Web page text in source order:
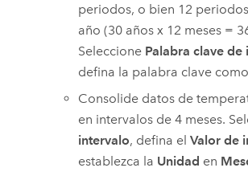
periodos, o bien 12
año (30 años x 12 meses =
Seleccione Palabra clave de
defina la palabra clave como
Consolide datos de
en intervalos de 4 meses.
intervalo, defina elValor de
establezca la Unidad en